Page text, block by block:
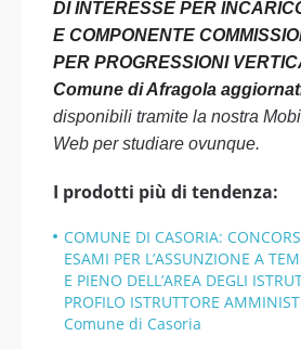
DI INTERESSE PER
E COMPONENTE
PER PROGRESSIONI
Comune di Afragola
disponibili tramite la nostra
Web per studiare ovunque.
I prodotti più di tendenza:
COMUNE DI CASORIA:
ESAMI PER L’ASSUNZIONE A
E PIENO DELL’AREA DEGLI
PROFILO ISTRUTTORE
Comune di Casoria